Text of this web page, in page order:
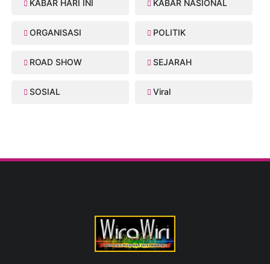
KABAR HARI INI KABAR NASIONAL
ORGANISASI POLITIK
ROAD SHOW SEJARAH
SOSIAL Viral